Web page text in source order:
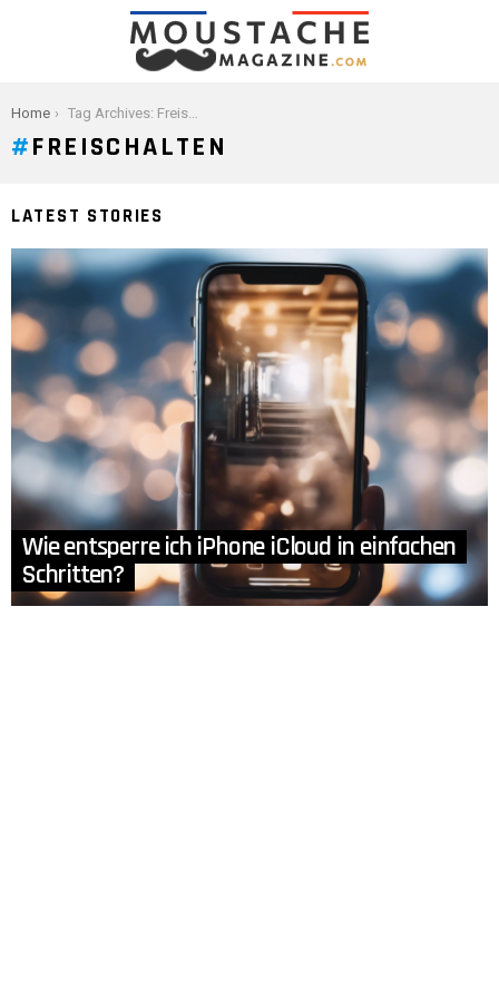
You are here:
Home Tag Archives: Freischalten
FREISCHALTEN
LATEST STORIES
Wie entsperre ich iPhone iCloud in einfachen
Schritten?